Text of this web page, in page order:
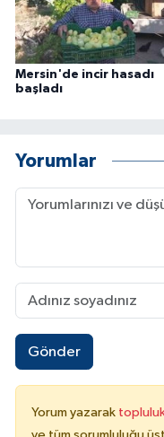
Mersin'de incir hasadı
başladı
Yorumlar
Gönder
Yorum yazarak topluluk